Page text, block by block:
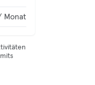
Monat